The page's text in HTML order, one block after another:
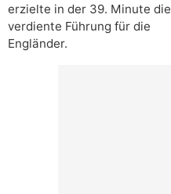
erzielte in der 39. Minute die
verdiente Führung für die
Engländer.